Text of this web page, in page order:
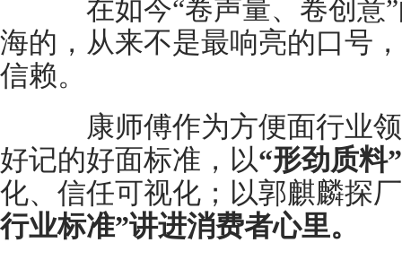
在如今“卷声量、卷创意”
海的，从来不是最响亮的口号
信赖。
康师傅作为方便面行业领
好记的好面标准，以“形劲质料”
化、信任可视化；以郭麒麟探
行业标准”讲进消费者心里。